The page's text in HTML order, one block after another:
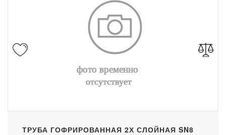
ТРУБА ГОФРИРОВАННАЯ 2Х СЛОЙНАЯ SN8